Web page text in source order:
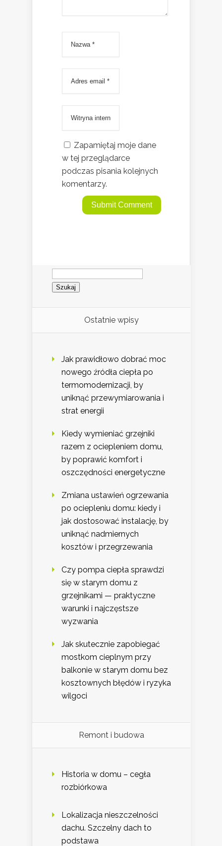
Zapamiętaj moje dane
w tej przeglądarce
podczas pisania kolejnych
komentarzy.
Szukaj:
Ostatnie wpisy
Jak prawidłowo dobrać moc
nowego źródła ciepła po
termomodernizacji, by
uniknąć przewymiarowania i
strat energii
Kiedy wymieniać grzejniki
razem z ociepleniem domu,
by poprawić komfort i
oszczędności energetyczne
Zmiana ustawień ogrzewania
po ociepleniu domu: kiedy i
jak dostosować instalację, by
uniknąć nadmiernych
kosztów i przegrzewania
Czy pompa ciepła sprawdzi
się w starym domu z
grzejnikami — praktyczne
warunki i najczęstsze
wyzwania
Jak skutecznie zapobiegać
mostkom cieplnym przy
balkonie w starym domu bez
kosztownych błędów i ryzyka
wilgoci
Remont i budowa
Historia w domu – cegła
rozbiórkowa
Lokalizacja nieszczelności
dachu. Szczelny dach to
podstawa